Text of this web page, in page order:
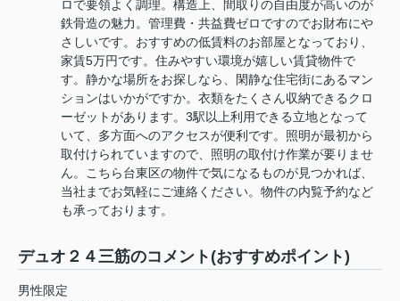
ロで要領よく調理。構造上、間取りの自由度が高いのが
鉄骨造の魅力。管理費・共益費ゼロですのでお財布にや
さしいです。おすすめの低賃料のお部屋となっており、
家賃5万円です。住みやすい環境が嬉しい賃貸物件で
す。静かな場所をお探しなら、閑静な住宅街にあるマン
ションはいかがですか。衣類をたくさん収納できるクロ
ーゼットがあります。3駅以上利用できる立地となって
いて、多方面へのアクセスが便利です。照明が最初から
取付けられていますので、照明の取付け作業が要りませ
ん。こちら台東区の物件で気になるものが見つかれば、
当社までお気軽にご連絡ください。物件の内覧予約など
も承っております。
デュオ２４三筋のコメント(おすすめポイント)
男性限定